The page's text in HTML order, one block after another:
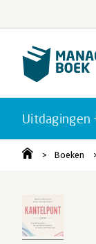
Uitdagingen
Boeken